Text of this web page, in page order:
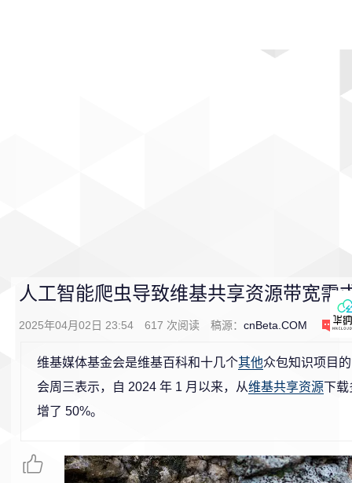
人工智能爬虫导致维基共享资源带宽需
2025年04月02日 23:54 617 次阅读 稿源： cnBeta.COM 0
维基媒体基金会是维基百科和十几个其他众包知识项目
会周三表示，自 2024 年 1 月以来，从维基共享资源下载
增了 50%。